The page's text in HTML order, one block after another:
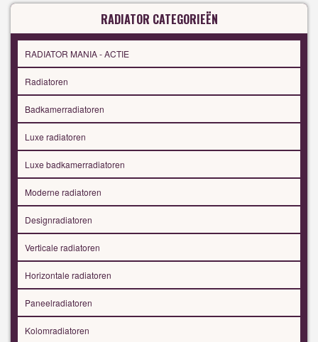
RADIATOR CATEGORIEËN
RADIATOR MANIA - ACTIE
Radiatoren
Badkamerradiatoren
Luxe radiatoren
Luxe badkamerradiatoren
Moderne radiatoren
Designradiatoren
Verticale radiatoren
Horizontale radiatoren
Paneelradiatoren
Kolomradiatoren